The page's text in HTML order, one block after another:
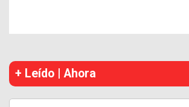
+ Leído | Ahora